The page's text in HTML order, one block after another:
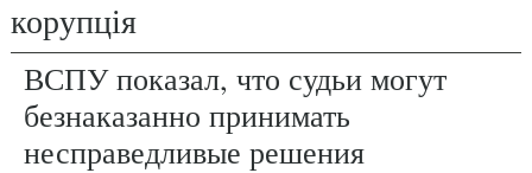
корупція
ВСПУ показал, что судьи могут
безнаказанно принимать
несправедливые решения